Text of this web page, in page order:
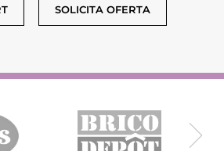
SOLICITA OFERTA